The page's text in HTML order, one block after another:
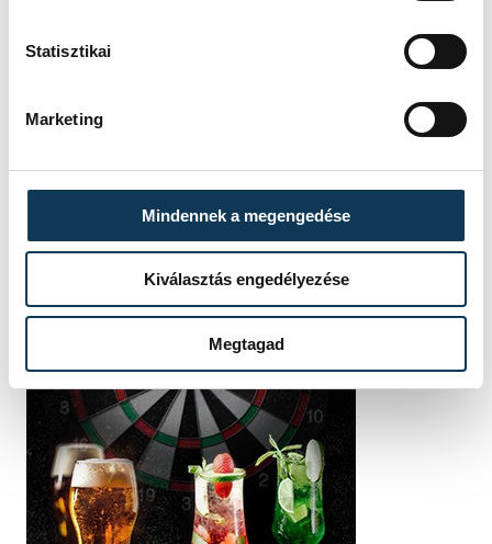
Statisztikai
Marketing
Mindennek a megengedése
Kiválasztás engedélyezése
Megtagad